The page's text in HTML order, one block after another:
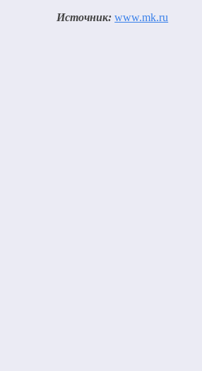
Источник: www.mk.ru